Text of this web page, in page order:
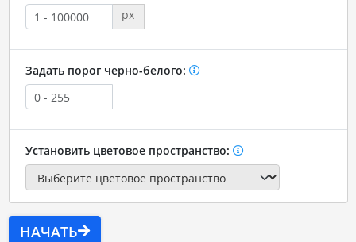
px
Задать порог черно-белого:
Установить цветовое пространство:
НАЧАТЬ